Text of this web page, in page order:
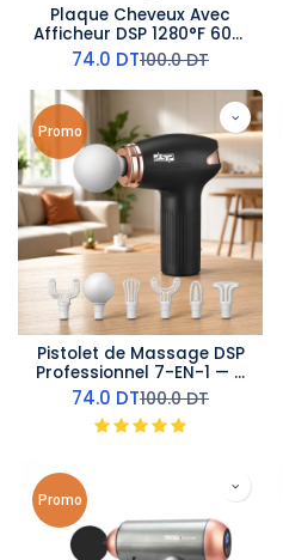
Plaque Cheveux Avec
Afficheur DSP 1280°F 60W
40mm Bleu Ciel
74.0 DT100.0DT
Promo
Pistolet de Massage DSP
Professionnel 7-EN-1 — 6
Vitesses Noir
74.0 DT100.0DT
Promo